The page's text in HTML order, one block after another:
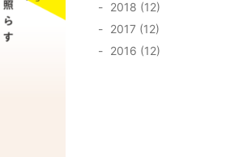
2018 (12)
2017 (12)
2016 (12)